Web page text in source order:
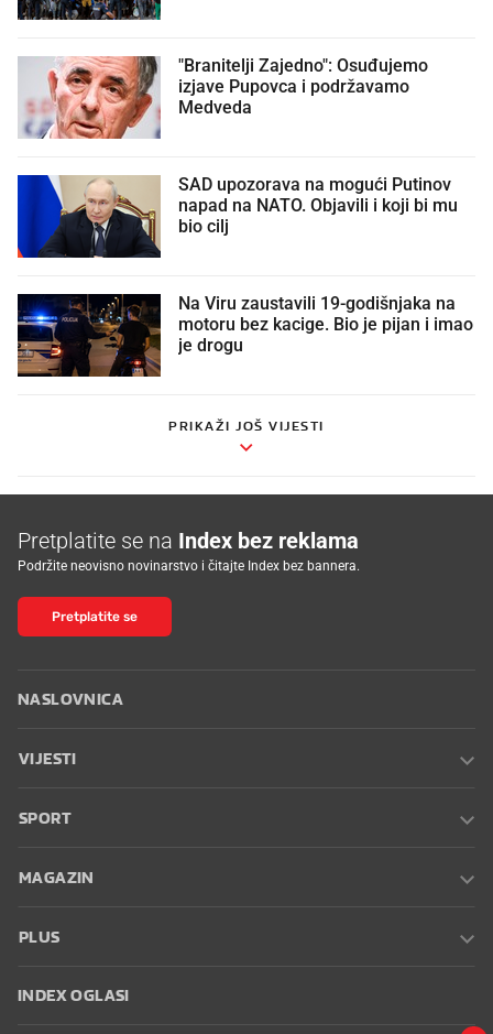
"Branitelji Zajedno": Osuđujemo
izjave Pupovca i podržavamo
Medveda
SAD upozorava na mogući Putinov
napad na NATO. Objavili i koji bi mu
bio cilj
Na Viru zaustavili 19-godišnjaka na
motoru bez kacige. Bio je pijan i imao
je drogu
PRIKAŽI JOŠ VIJESTI
Pretplatite se na Index bez reklama
Podržite neovisno novinarstvo i čitajte Index bez bannera.
Pretplatite se
NASLOVNICA
VIJESTI
SPORT
MAGAZIN
PLUS
INDEX OGLASI